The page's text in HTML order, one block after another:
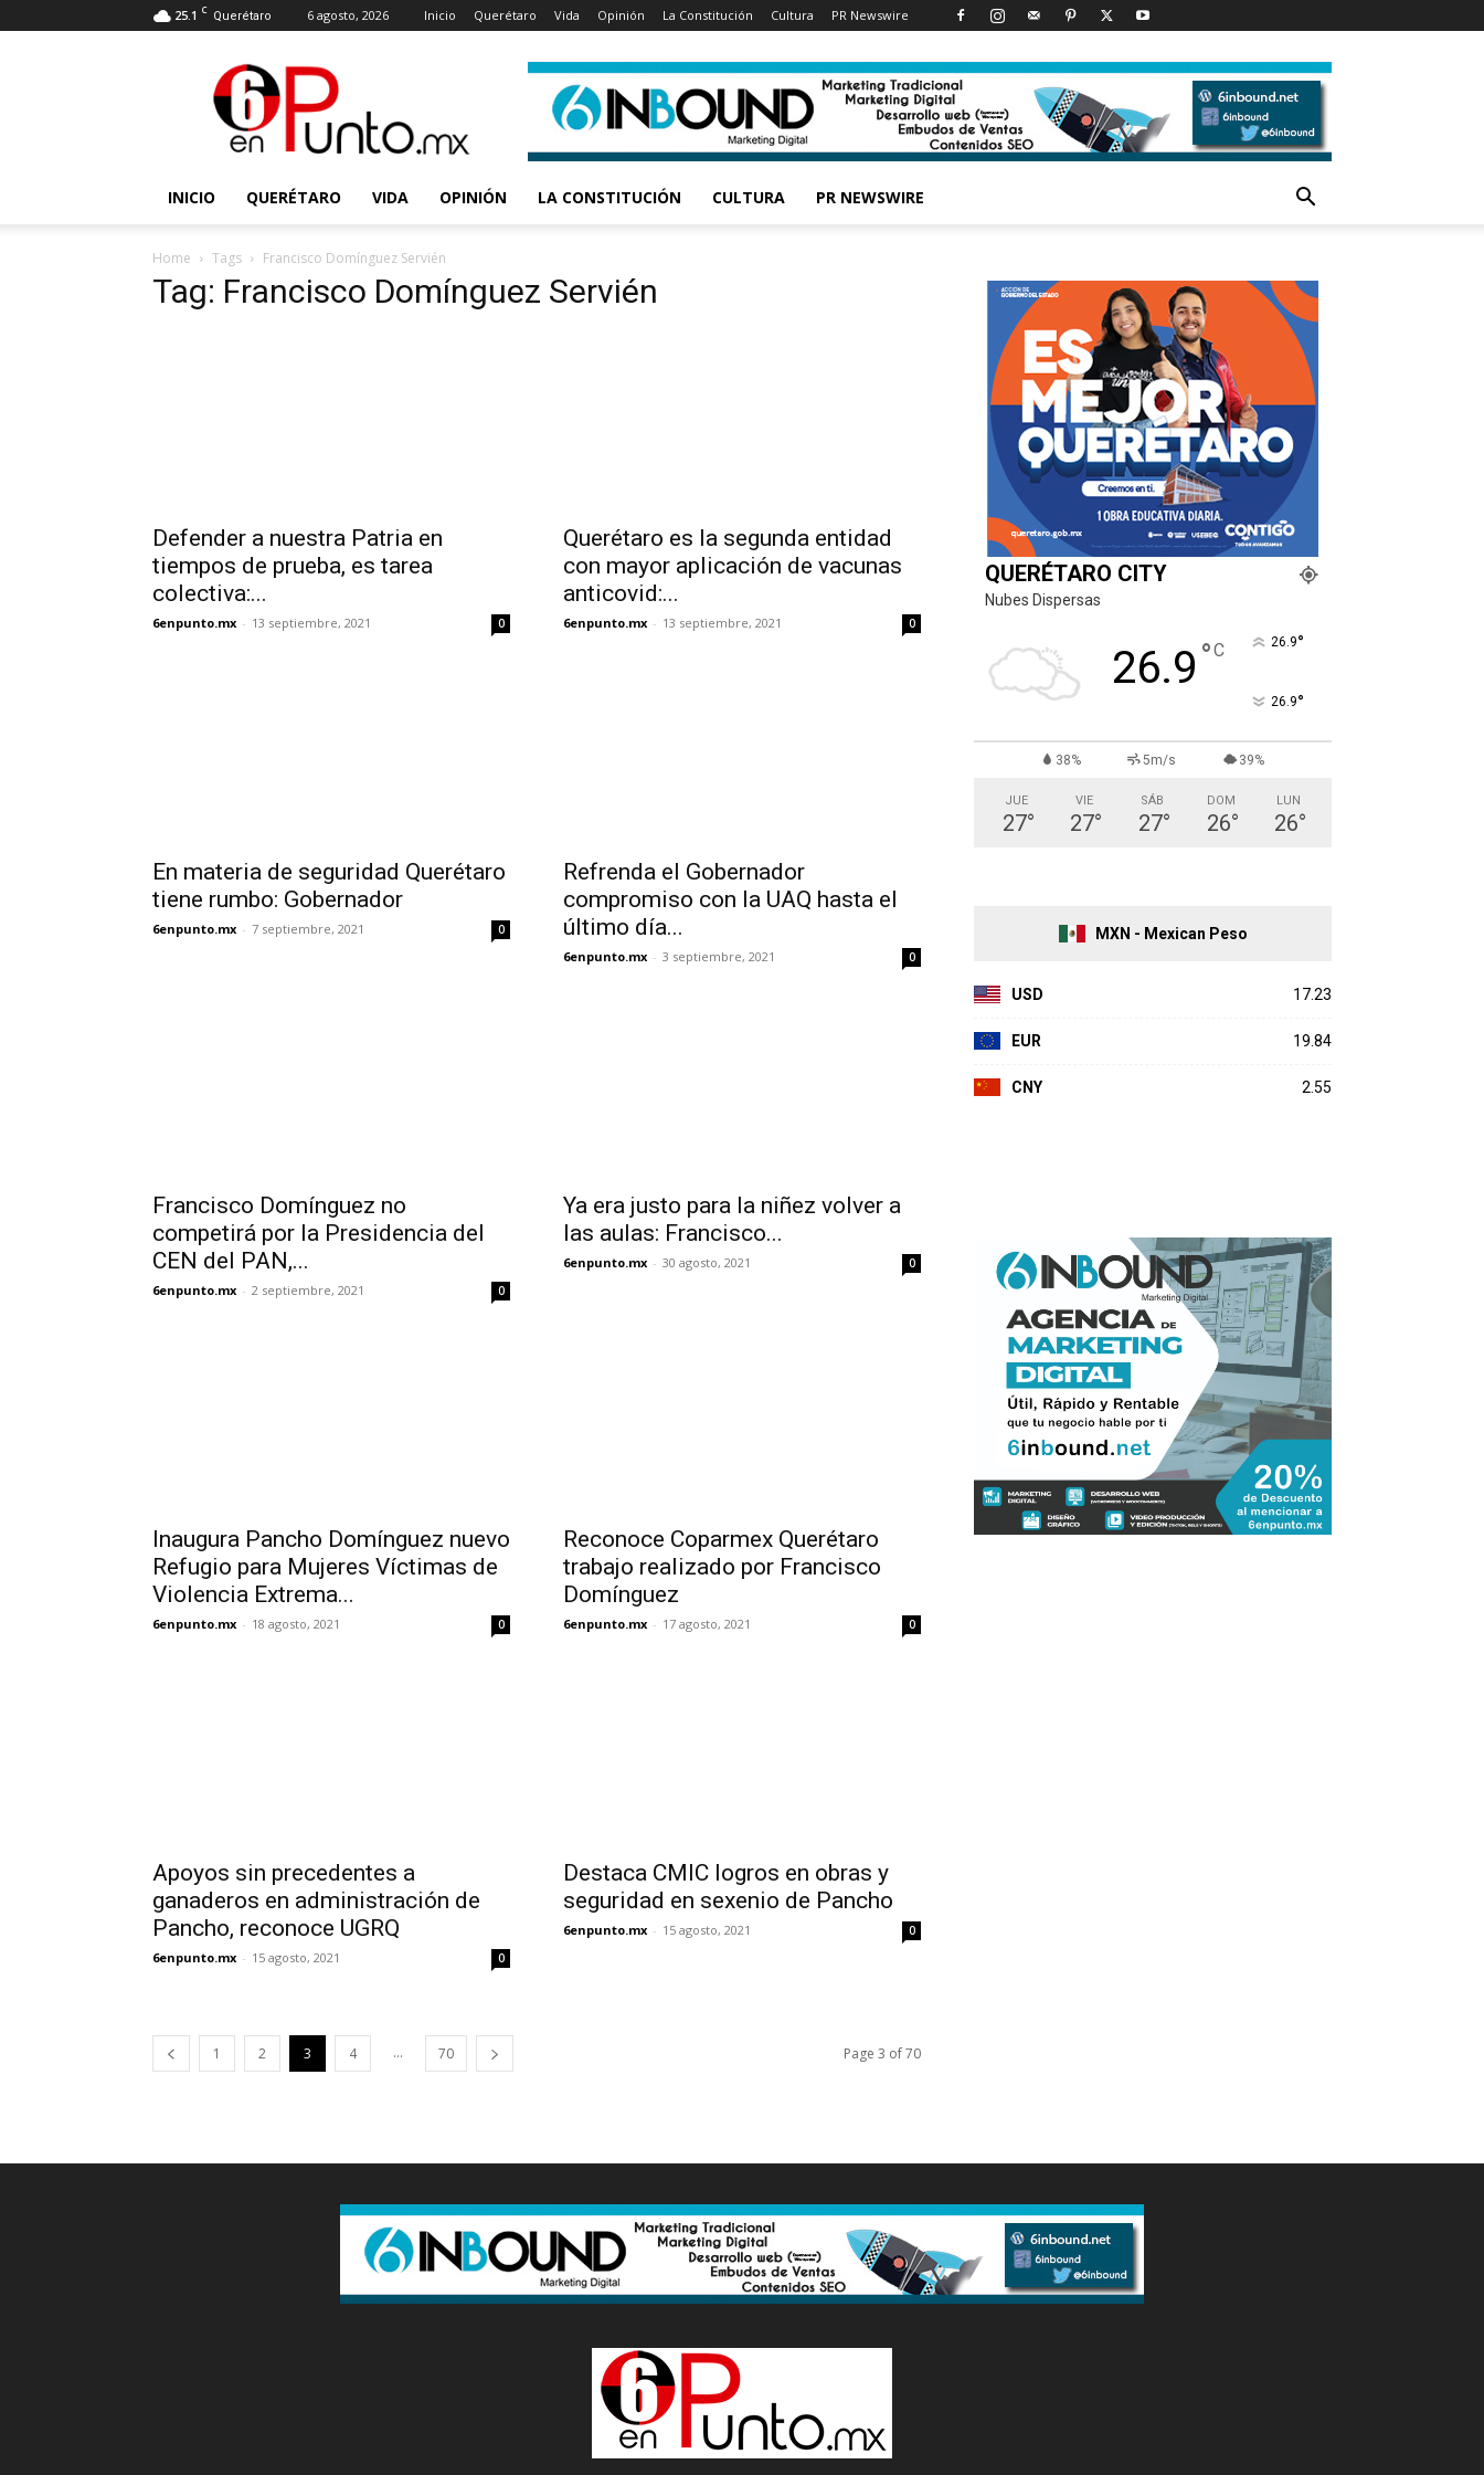
25.1 C Querétaro 6 agosto, 2026 Inicio Querétaro Vida Opinión La Constitución Cultura PR Newswire
punto
INICIO QUERÉTARO VIDA OPINIÓN LA CONSTITUCIÓN CULTURA PR NEWSWIRE
Home Tags Francisco Domínguez Servién
Tag: Francisco Domínguez Servién
Defender a nuestra Patria en
tiempos de prueba, es tarea
colectiva:...
6enpunto.mx - 13 septiembre, 2021 0
Querétaro es la segunda entidad
con mayor aplicación de vacunas
anticovid:...
6enpunto.mx - 13 septiembre, 2021 0
En materia de seguridad Querétaro
tiene rumbo: Gobernador
6enpunto.mx - 7 septiembre, 2021 0
Refrenda el Gobernador
compromiso con la UAQ hasta el
último día...
6enpunto.mx - 3 septiembre, 2021 0
Francisco Domínguez no
competirá por la Presidencia del
CEN del PAN,...
6enpunto.mx - 2 septiembre, 2021 0
Ya era justo para la niñez volver a
las aulas: Francisco...
6enpunto.mx - 30 agosto, 2021 0
Inaugura Pancho Domínguez nuevo
Refugio para Mujeres Víctimas de
Violencia Extrema...
6enpunto.mx - 18 agosto, 2021 0
Reconoce Coparmex Querétaro
trabajo realizado por Francisco
Domínguez
6enpunto.mx - 17 agosto, 2021 0
Apoyos sin precedentes a
ganaderos en administración de
Pancho, reconoce UGRQ
6enpunto.mx - 15 agosto, 2021 0
Destaca CMIC logros en obras y
seguridad en sexenio de Pancho
6enpunto.mx - 15 agosto, 2021 0
1 2 3 4 ... 70 Page 3 of 70
QUERÉTARO CITY
Nubes Dispersas
26.9 °C 26.9°
26.9°
38% 5m/s 39%
JUE
27°
VIE
27°
SÁB
27°
DOM
26°
LUN
26°
MXN - Mexican Peso
USD 17.23
EUR 19.84
CNY 2.55